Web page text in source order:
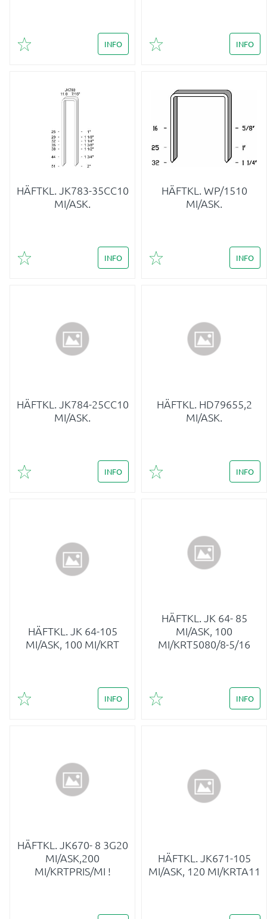
Lägg till i favoriter
INFO
Lägg till i favoriter
INFO
HÄFTKL. JK783-35CC10
MI/ASK.
Lägg till i favoriter
INFO
HÄFTKL. WP/1510
MI/ASK.
Lägg till i favoriter
INFO
HÄFTKL. JK784-25CC10
MI/ASK.
Lägg till i favoriter
INFO
HÄFTKL. HD79655,2
MI/ASK.
Lägg till i favoriter
INFO
HÄFTKL. JK 64-105
MI/ASK, 100 MI/KRT
Lägg till i favoriter
INFO
HÄFTKL. JK 64- 85
MI/ASK, 100
MI/KRT5080/8-5/16
Lägg till i favoriter
INFO
HÄFTKL. JK670- 8 3G20
MI/ASK,200
MI/KRTPRIS/MI !
HÄFTKL. JK671-105
MI/ASK, 120 MI/KRTA11